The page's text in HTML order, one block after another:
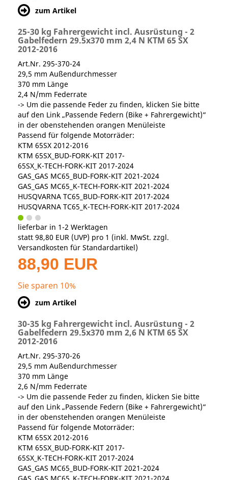
zum Artikel
25-30 kg Fahrergewicht incl. Ausrüstung - 2
Gabelfedern 29.5x370 mm 2,4 N KTM 65 SX
2012-2016
Art.Nr. 295-370-24
29,5 mm Außendurchmesser
370 mm Länge
2,4 N/mm Federrate
-> Um die passende Feder zu finden, klicken Sie bitte
auf den Link „Passende Federn (Bike + Fahrergewicht)“
in der obenstehenden orangen Menüleiste
Passend für folgende Motorräder:
KTM 65SX 2012-2016
KTM 65SX_BUD-FORK-KIT 2017-
65SX_K-TECH-FORK-KIT 2017-2024
GAS_GAS MC65_BUD-FORK-KIT 2021-2024
GAS_GAS MC65_K-TECH-FORK-KIT 2021-2024
HUSQVARNA TC65_BUD-FORK-KIT 2017-2024
HUSQVARNA TC65_K-TECH-FORK-KIT 2017-2024
lieferbar in 1-2 Werktagen
statt 98,80 EUR (UVP) pro 1 (inkl. MwSt. zzgl.
Versandkosten für Standardartikel)
88,90 EUR
Sie sparen 10%
zum Artikel
30-35 kg Fahrergewicht incl. Ausrüstung - 2
Gabelfedern 29.5x370 mm 2,6 N KTM 65 SX
2012-2016
Art.Nr. 295-370-26
29,5 mm Außendurchmesser
370 mm Länge
2,6 N/mm Federrate
-> Um die passende Feder zu finden, klicken Sie bitte
auf den Link „Passende Federn (Bike + Fahrergewicht)“
in der obenstehenden orangen Menüleiste
Passend für folgende Motorräder:
KTM 65SX 2012-2016
KTM 65SX_BUD-FORK-KIT 2017-
65SX_K-TECH-FORK-KIT 2017-2024
GAS_GAS MC65_BUD-FORK-KIT 2021-2024